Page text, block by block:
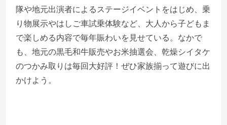
隊や地元出演者によるステージイベントをはじめ、乗
り物展示やはしご車試乗体験など、大人から子どもま
で楽しめる内容で毎年賑わいを見せている。なかで
も、地元の黒毛和牛販売やお米抽選会、乾燥シイタケ
のつかみ取りは毎回大好評！ぜひ家族揃って遊びに出
かけよう。